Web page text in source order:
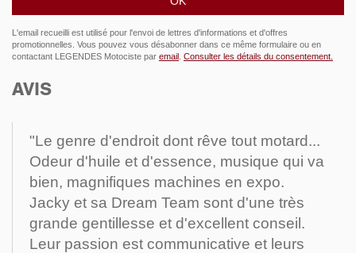
L'email recueilli est utilisé pour l'envoi de lettres d'informations et d'offres
promotionnelles. Vous pouvez vous désabonner dans ce même formulaire ou en
contactant LEGENDES Motociste par email Consulter les détails du consentement.
AVIS
"Le genre d'endroit dont rêve tout motard...
Odeur d'huile et d'essence, musique qui va
bien, magnifiques machines en expo.
Jacky et sa Dream Team sont d'une très
grande gentillesse et d'excellent conseil.
Leur passion est communicative et leurs